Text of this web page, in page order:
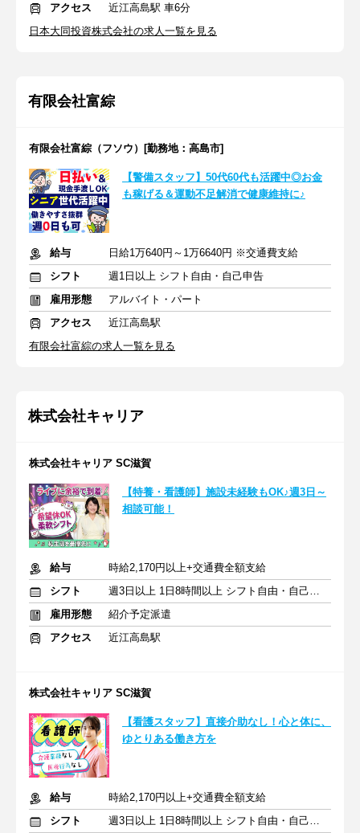
アクセス
近江高島駅 車6分
日本大同投資株式会社の求人一覧を見る
有限会社富綜
有限会社富綜（フソウ）[勤務地：高島市]
【警備スタッフ】50代60代も活躍中◎お金
も稼げる＆運動不足解消で健康維持に♪
給与
日給1万640円～1万6640円 ※交通費支給
シフト
週1日以上 シフト自由・自己申告
雇用形態
アルバイト・パート
アクセス
近江高島駅
有限会社富綜の求人一覧を見る
株式会社キャリア
株式会社キャリア SC滋賀
【特養・看護師】施設未経験もOK♪週3日～
相談可能！
給与
時給2,170円以上+交通費全額支給
シフト
週3日以上 1日8時間以上 シフト自由・自己申告
雇用形態
紹介予定派遣
アクセス
近江高島駅
株式会社キャリア SC滋賀
【看護スタッフ】直接介助なし！心と体に、
ゆとりある働き方を
給与
時給2,170円以上+交通費全額支給
シフト
週3日以上 1日8時間以上 シフト自由・自己申告